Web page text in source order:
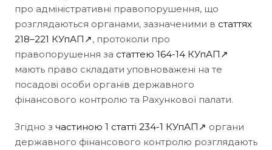
про адміністративні правопорушення, що
розглядаються органами, зазначеними в статтях
218–221 КУпАП↗, протоколи про
правопорушення за статтею 164-14 КУпАП↗
мають право складати уповноважені на те
посадові особи органів державного
фінансового контролю та Рахункової палати.
Згідно з частиною 1 статті 234-1 КУпАП↗ органи
державного фінансового контролю розглядають